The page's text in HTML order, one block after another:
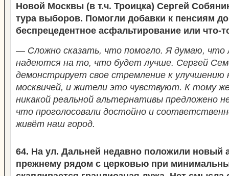
Новой Москвы (в т.ч. Троицка) Сергей
тура выборов. Помогли добавки к пенсиям
беспрецедентное асфальтирование или что-
— Сложно сказать, что помогло. Я думаю, что
надеются на то, что будет лучше. Сергей
демонстрирует свое стремление к улучшению
москвичей, и жители это чувствуют. К тому
никакой реальной альтернативы предложено
что проголосовали достойно и
живёт наш город.
64. На ул. Дальней недавно положили новый
прежнему рядом с церковью при